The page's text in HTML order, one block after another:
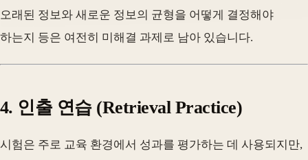
오래된 정보와 새로운 정보의 균형을 어떻게 결정해야
하는지 등은 여전히 미해결 과제로 남아 있습니다.
4. 인출 연습 (Retrieval Practice)
시험은 주로 교육 환경에서 성과를 평가하는 데 사용되지만,